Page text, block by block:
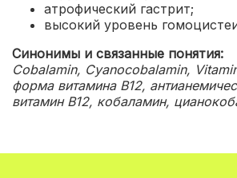
атрофический гастрит;
высокий уровень
Синонимы и связанные понятия:
Cobalamin, Cyanocobalamin,
форма витамина B12,
витамин В12, кобаламин,